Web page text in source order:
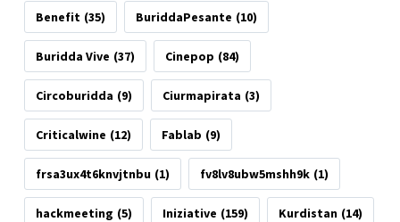
Benefit (35) BuriddaPesante (10)
Buridda Vive (37) Cinepop (84)
Circoburidda (9) Ciurmapirata (3)
Criticalwine (12) Fablab (9)
frsa3ux4t6knvjtnbu (1) fv8lv8ubw5mshh9k (1)
hackmeeting (5) Iniziative (159) Kurdistan (14)